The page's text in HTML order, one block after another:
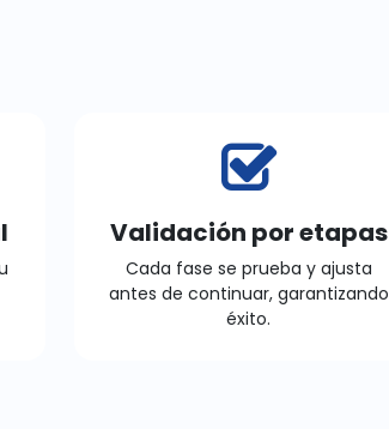
Validación por etapas
Cada fase se prueba y ajusta
antes de continuar, garantizando
éxito.